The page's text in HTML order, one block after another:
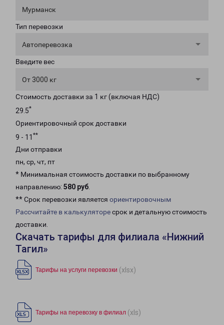
Мурманск
Тип перевозки
Автоперевозка
Введите вес
От 3000 кг
Стоимость доставки за 1 кг (включая НДС)
29.5*
Ориентировочный срок доставки
9 - 11 **
Дни отправки
пн, ср, чт, пт
* Минимальная стоимость доставки по выбранному
направлению: 580 руб.
** Срок перевозки является ориентировочным
Рассчитайте в калькуляторесрок и детальную стоимость
доставки.
Скачать тарифы для филиала «Нижний
Тагил»
Тарифы на услуги перевозки (xlsx)
Тарифы на перевозку в филиал (xls)